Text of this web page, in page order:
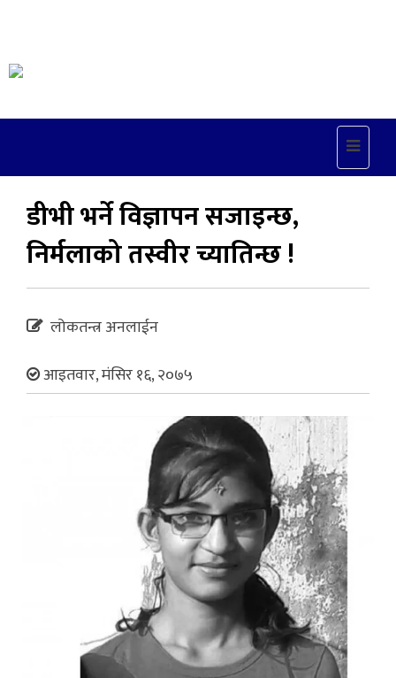
Toggle
डीभी भर्ने विज्ञापन सजाइन्छ,
निर्मलाको तस्वीर च्यातिन्छ !
लोकतन्त्र अनलाईन
आइतवार, मंसिर १६, २०७५